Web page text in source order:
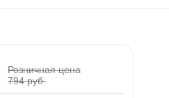
Розничная цена
794 руб.